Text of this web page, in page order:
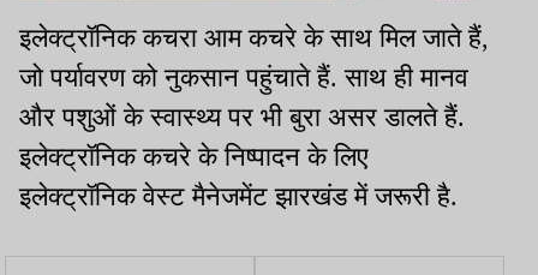
इलेक्ट्रॉनिक कचरा आम कचरे के साथ मिल जाते हैं,
जो पर्यावरण को नुकसान पहुंचाते हैं. साथ ही मानव
और पशुओं के स्वास्थ्य पर भी बुरा असर डालते हैं.
इलेक्ट्रॉनिक कचरे के निष्पादन के लिए
इलेक्ट्रॉनिक वेस्ट मैनेजमेंट झारखंड में जरूरी है.